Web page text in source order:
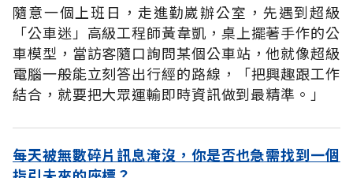
隨意一個上班日，走進勤崴辦公室，先遇到超級
「公車迷」高級工程師黃韋凱，桌上擺著手作的公
車模型，當訪客隨口詢問某個公車站，他就像超級
電腦一般能立刻答出行經的路線，「把興趣跟工作
結合，就要把大眾運輸即時資訊做到最精準。」
每天被無數碎片訊息淹沒，你是否也急需找到一個